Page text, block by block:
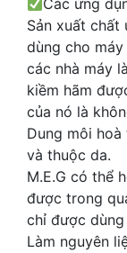
Các ứng
Sản xuất chất
dùng cho
các nhà máy
kiềm hãm
của nó là
Dung môi
và thuộc da.
M.E.G có thể
được trong
chỉ được
Làm nguyên